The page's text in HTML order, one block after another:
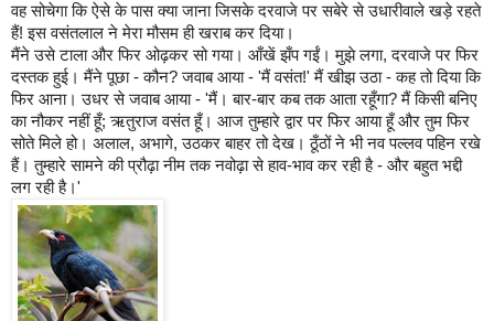
वह सोचेगा कि ऐसे के पास क्या जाना जिसके दरवाजे पर सबेरे से उधारीवाले खड़े रहते
हैं!इस वसंतलाल ने मेरा मौसम ही खराब कर दिया।
मैंने उसे टाला और फिर ओढ़कर सो गया। आँखें झँप गईं। मुझे लगा,दरवाजे पर फिर
दस्तक हुई। मैंने पूछा-कौन?जवाब आया- 'मैं वसंत!'मैं खीझ उठा-कह तो दिया कि
फिर आना। उधर से जवाब आया- 'मैं। बार-बार कब तक आता रहूँगा?मैं किसी बनिए
का नौकर नहीं हूँ;ऋतुराज वसंत हूँ। आज तुम्हारे द्वार पर फिर आया हूँ और तुम फिर
सोते मिले हो। अलाल, अभागे,उठकर बाहर तो देख। ठूँठों ने भी नव पल्लव पहिन रखे
हैं। तुम्हारे सामने की प्रौढ़ा नीम तक नवोढ़ा से हाव-भाव कर रही है- और बहुत भद्दी
लग रही है।'